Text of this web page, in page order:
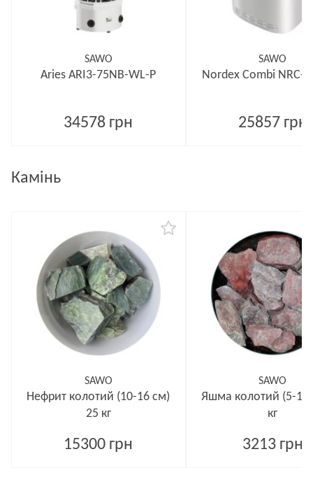
SAWO
Aries ARI3-75NB-WL-P
34578 грн
SAWO
Nordex Combi NRC-
25857 грн
Камінь
SAWO
Нефрит колотий (10-16 см)
25 кг
15300 грн
SAWO
Яшма колотий (5-12
кг
3213 грн